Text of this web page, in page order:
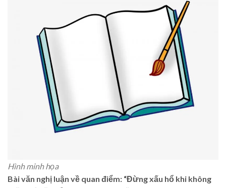
Hình minh họa
Bài văn nghị luận về quan điểm: “Đừng xấu hổ khi không